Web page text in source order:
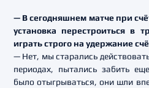
— В сегодняшнем матче при
установка перестроиться в
играть строго на удержание
— Нет, мы старались
периодах, пытались забить
было отыгрываться, они шли